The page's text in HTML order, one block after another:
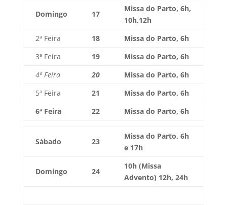
Domingo 17
Missa do Parto, 6h,
10h,12h
2ª Feira
18
Missa do Parto, 6h
3ª Feira
19
Missa do Parto, 6h
4ª Feira
20
Missa do Parto, 6h
5ª Feira
21
Missa do Parto, 6h
6ª Feira
22 Missa do Parto, 6h
Sábado 23
Missa do Parto, 6h
e 17h
Domingo 24
10h (Missa
Advento) 12h, 24h